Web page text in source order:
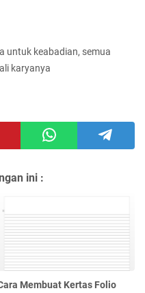
untuk keabadian, semua
karyanya
ini :
Membuat Kertas Folio